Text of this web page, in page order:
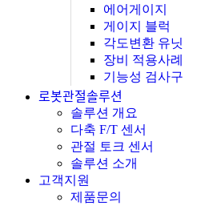
에어게이지
게이지 블럭
각도변환 유닛
장비 적용사례
기능성 검사구
로봇관절솔루션
솔루션 개요
다축 F/T 센서
관절 토크 센서
솔루션 소개
고객지원
제품문의